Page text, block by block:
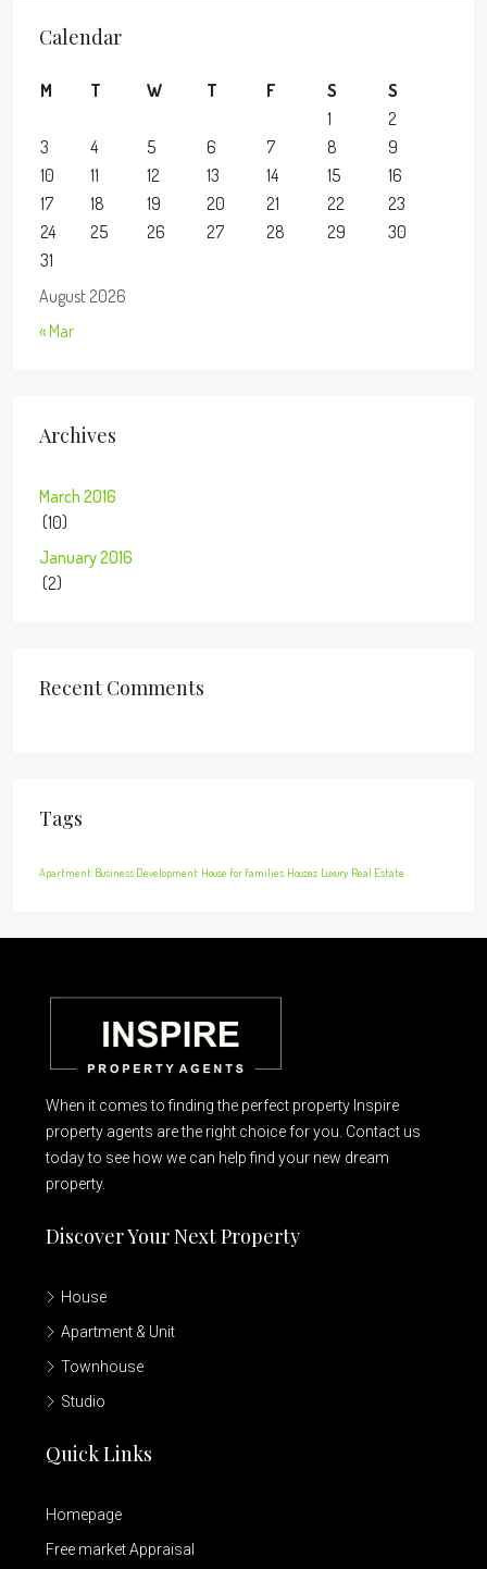
Calendar
August 2026
M T W T F S
S
1
2
3
4 5 6 7 8
9
10
11 12 13 14 15
16
17
18 19 20 21 22
23
24
25 26 27 28 29
30
31
« Mar
Archives
March 2016
(10)
January 2016
(2)
Recent Comments
Tags
Apartment Business Development House for families Houzez Luxury Real Estate
When it comes to finding the perfect property Inspire
property agents are the right choice for you. Contact us
today to see how we can help find your new dream
property.
Discover Your Next Property
House
Apartment & Unit
Townhouse
Studio
Quick Links
Homepage
Free market Appraisal